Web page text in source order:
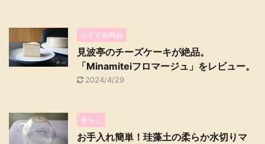
おすすめ商品
見波亭のチーズケーキが絶品。
「Minamiteiフロマージュ」をレビュー。
2024/4/29
暮らし
お手入れ簡単！珪藻土の柔らか水切りマ